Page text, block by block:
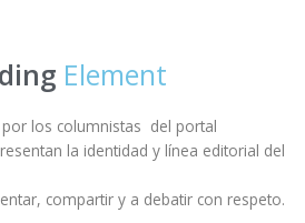
Element
los columnistas del portal
la identidad y línea editorial del
compartir y a debatir con respeto.